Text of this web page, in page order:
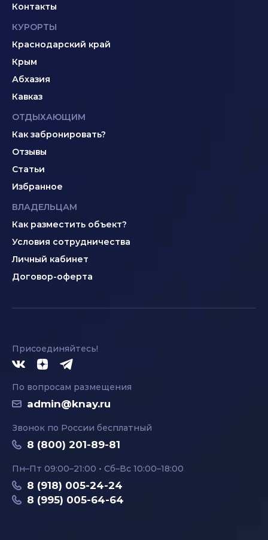
Контакты
КУРОРТЫ
Краснодарский край
Крым
Абхазия
Кавказ
ОТДЫХАЮЩИМ
Как забронировать?
Отзывы
Статьи
Избранное
ВЛАДЕЛЬЦАМ
Как разместить объект?
Условия сотрудничества
Личный кабинет
Договор-оферта
Присоединяйтесь!
По вопросам размещения
admin@knay.ru
Звонок по России бесплатный
8 (800) 201-89-81
Пн–Пт 09:00–21:00 • Сб–Вс 10:00–18:00
8 (918) 005-24-24
8 (995) 005-64-64